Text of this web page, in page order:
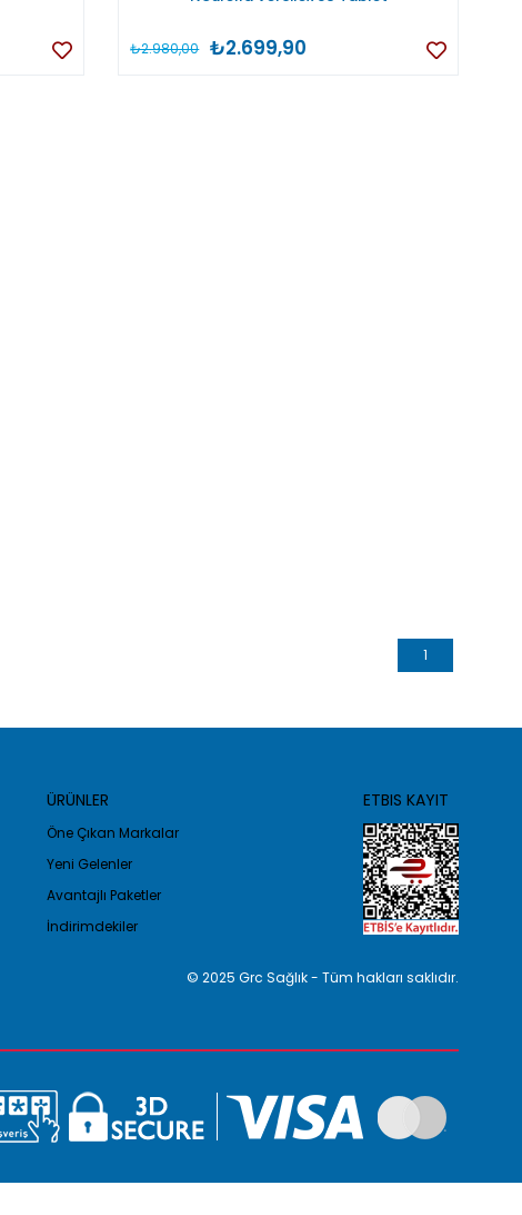
₺2.699,90
₺2.980,00
1
ÜRÜNLER
Öne Çıkan Markalar
Yeni Gelenler
Avantajlı Paketler
İndirimdekiler
ETBIS KAYIT
© 2025 Grc Sağlık - Tüm hakları saklıdır.